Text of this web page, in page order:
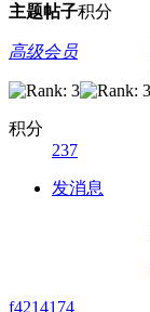
主题帖子积分
高级会员
积分
237
发消息
f4214174